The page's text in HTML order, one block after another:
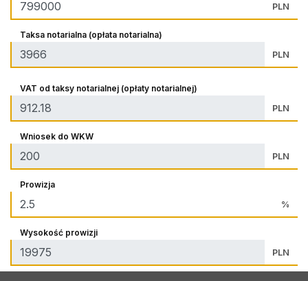
PLN
Taksa notarialna (opłata notarialna)
PLN
VAT od taksy notarialnej (opłaty notarialnej)
PLN
Wniosek do WKW
PLN
Prowizja
%
Wysokość prowizji
PLN